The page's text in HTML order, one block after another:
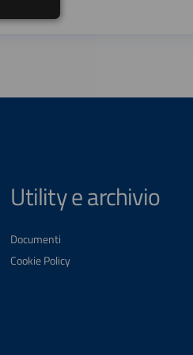
Utility e archivio
Documenti
Cookie Policy